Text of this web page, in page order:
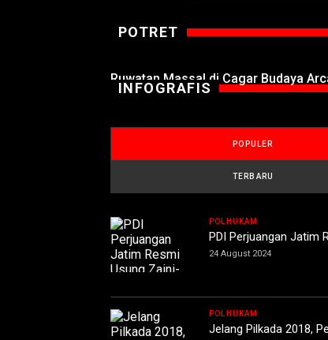
POTRET
Ruwatan Massal di Cagar Budaya
INFOGRAFIS
POPULER
TERBARU
POLHUKAM
PDI Perjuangan Jatim
24 August 2024
POLHUKAM
Jelang Pilkada 2018,